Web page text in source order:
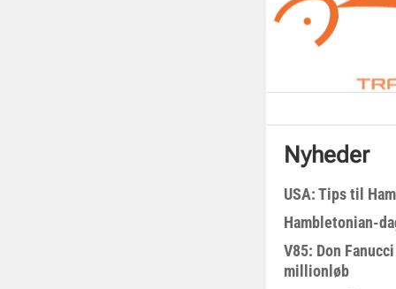
Nyheder
USA: Tips til
Hambletonian-
V85: Don
millionløb